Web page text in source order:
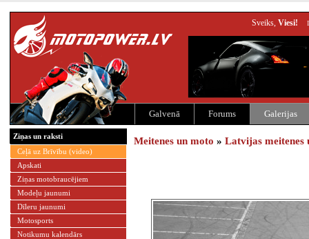
Sveiks, Viesi!
Galvenā Forums Galerijas
Ziņas un raksti
Ceļā uz Brīvību (video)
Apskati
Ziņas motobraucējiem
Modeļu jaunumi
Dīleru jaunumi
Motosports
Notikumu kalendārs
Meitenes un moto » Latvijas meitenes